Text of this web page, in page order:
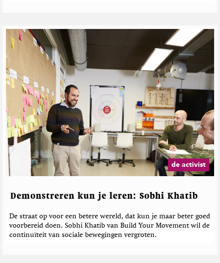
de activist
Demonstreren kun je leren: Sobhi Khatib
De straat op voor een betere wereld, dat kun je maar beter goed
voorbereid doen. Sobhi Khatib van Build Your Movement wil de
continuïteit van sociale bewegingen vergroten.